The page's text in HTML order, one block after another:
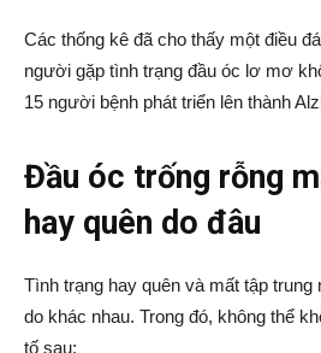
Các thống kê đã cho thấy một điều
người gặp tình trạng đầu óc lơ mơ
15 người bệnh phát triển lên thành
Đầu óc trống rỗng
hay quên do đâu
Tình trạng hay quên và mất tập
do khác nhau. Trong đó, không thể
tố sau: